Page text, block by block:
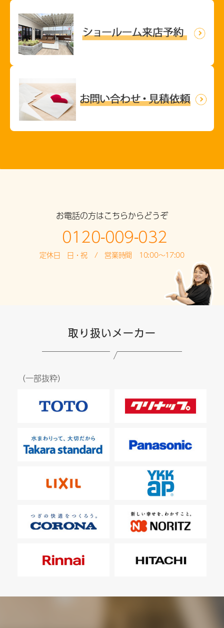
お電話の方はこちらからどうぞ
0120-009-032
定休日 日・祝 / 営業時間 10:00～17:00
取り扱いメーカー
（一部抜粋）